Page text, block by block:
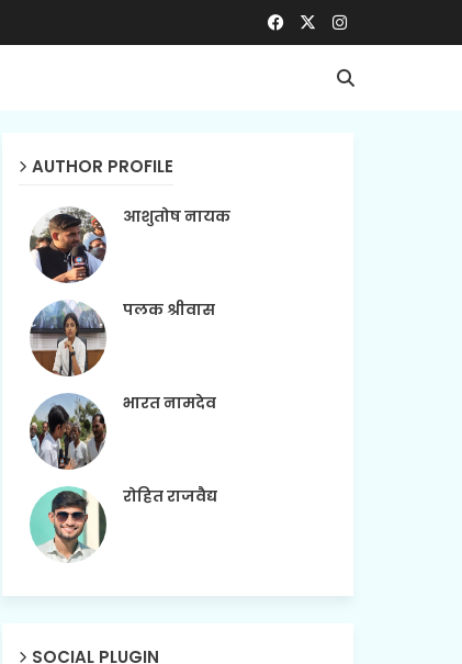
AUTHOR PROFILE
आशुतोष नायक
पलक श्रीवास
भारत नामदेव
रोहित राजवैद्य
SOCIAL PLUGIN